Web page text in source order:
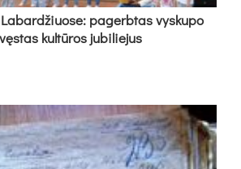
pa­gerb­tas vys­ku­po
kul­tū­ros ju­bi­lie­jus